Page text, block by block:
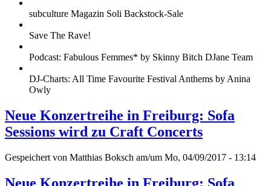
subculture Magazin Soli Backstock-Sale
Save The Rave!
Podcast: Fabulous Femmes* by Skinny Bitch DJane Team
DJ-Charts: All Time Favourite Festival Anthems by Anina
Owly
Neue Konzertreihe in Freiburg: Sofa
Sessions wird zu Craft Concerts
Gespeichert von Matthias Boksch am/um Mo, 04/09/2017 - 13:14
Neue Konzertreihe in Freiburg: Sofa